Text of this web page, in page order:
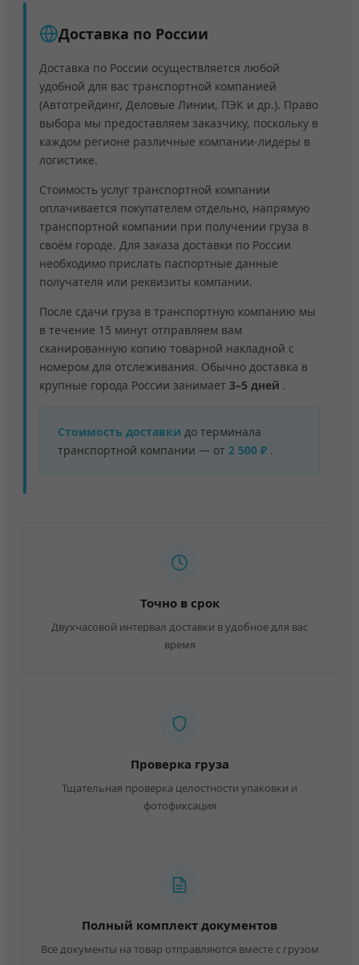
Доставка по России
Доставка по России осуществляется любой
удобной для вас транспортной компанией
(Автотрейдинг, Деловые Линии, ПЭК и др.). Право
выбора мы предоставляем заказчику, поскольку в
каждом регионе различные компании-лидеры в
логистике.
Стоимость услуг транспортной компании
оплачивается покупателем отдельно, напрямую
транспортной компании при получении груза в
своём городе. Для заказа доставки по России
необходимо прислать паспортные данные
получателя или реквизиты компании.
После сдачи груза в транспортную компанию мы
в течение 15 минут отправляем вам
сканированную копию товарной накладной с
номером для отслеживания. Обычно доставка в
крупные города России занимает 3–5 дней .
Стоимость доставки до терминала
транспортной компании — от 2 500 ₽ .
Точно в срок
Двухчасовой интервал доставки в удобное для вас
время
Проверка груза
Тщательная проверка целостности упаковки и
фотофиксация
Полный комплект документов
Все документы на товар отправляются вместе с грузом